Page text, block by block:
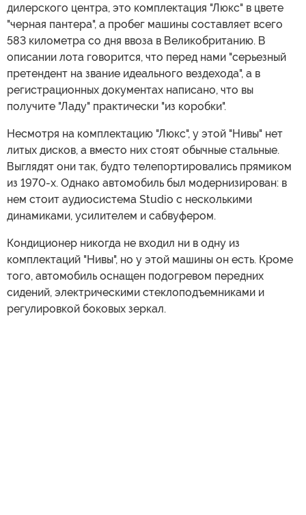
дилерского центра, это комплектация "Люкс" в цвете
"черная пантера", а пробег машины составляет всего
583 километра со дня ввоза в Великобританию. В
описании лота говорится, что перед нами "серьезный
претендент на звание идеального вездехода", а в
регистрационных документах написано, что вы
получите "Ладу" практически "из коробки".
Несмотря на комплектацию "Люкс", у этой "Нивы" нет
литых дисков, а вместо них стоят обычные стальные.
Выглядят они так, будто телепортировались прямиком
из 1970-х. Однако автомобиль был модернизирован: в
нем стоит аудиосистема Studio с несколькими
динамиками, усилителем и сабвуфером.
Кондиционер никогда не входил ни в одну из
комплектаций "Нивы", но у этой машины он есть. Кроме
того, автомобиль оснащен подогревом передних
сидений, электрическими стеклоподъемниками и
регулировкой боковых зеркал.